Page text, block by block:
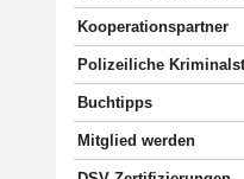
Kooperationspartner
Polizeiliche
Buchtipps
Mitglied werden